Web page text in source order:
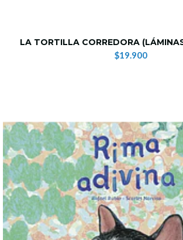
LA TORTILLA CORREDORA
$19.900